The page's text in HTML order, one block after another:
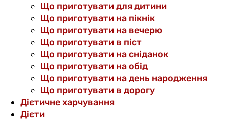
Що приготувати для дитини
Що приготувати на пікнік
Що приготувати на вечерю
Що приготувати в піст
Що приготувати на сніданок
Що приготувати на обід
Що приготувати на день народження
Що приготувати в дорогу
Дієтичне харчування
Дієти